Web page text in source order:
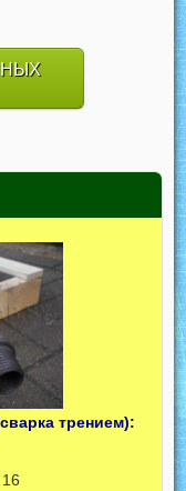
трением):